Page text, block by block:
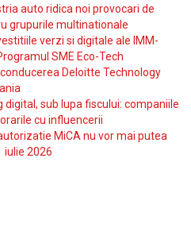
auto ridica noi provocari de
grupurile multinationale
verzi si digitale ale IMM-
SME Eco-Tech
Deloitte Technology
sub lupa fiscului: companiile
cu influencerii
MiCA nu vor mai putea
iulie 2026